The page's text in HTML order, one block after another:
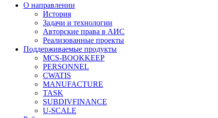
О направлении
История
Задачи и технологии
Авторские права в АИС
Реализованные проекты
Поддерживаемые продукты
MCS-BOOKKEEP
PERSONNEL
CWATIS
MANUFACTURE
TASK
SUBDIVFINANCE
U-SCALE